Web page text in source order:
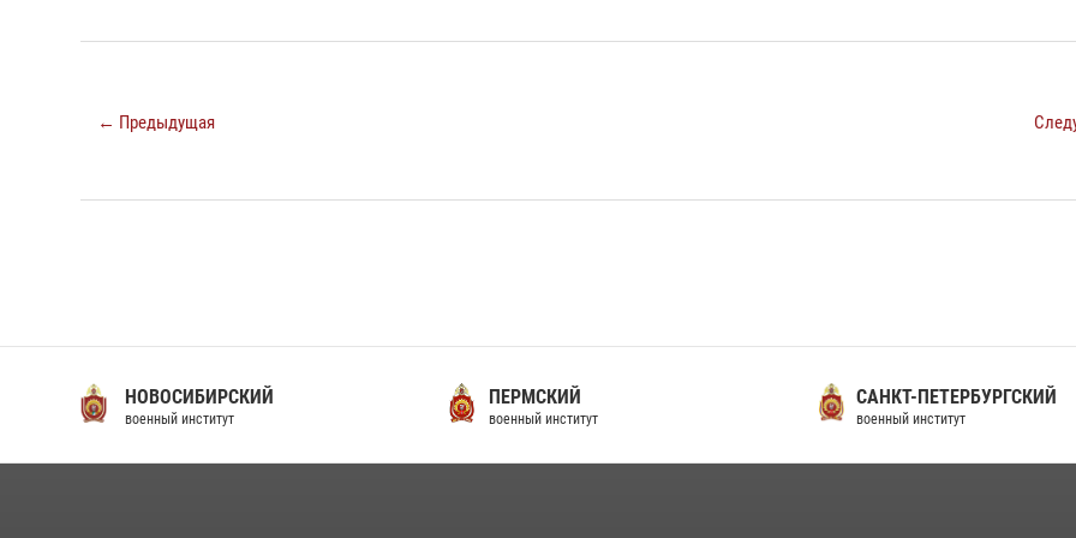
← Предыдущая
НОВОСИБИРСКИЙ
военный институт
ПЕРМСКИЙ
военный институт
САНКТ-ПЕТЕРБУРГСКИЙ
военный институт